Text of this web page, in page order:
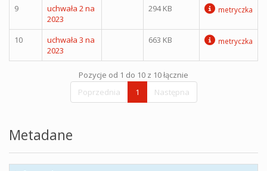
9
uchwała 2 na
2023
294 KB metryczka
10
uchwała 3 na
2023
663 KB metryczka
Pozycje od 1 do 10 z 10 łącznie
Poprzednia
1 Następna
Metadane